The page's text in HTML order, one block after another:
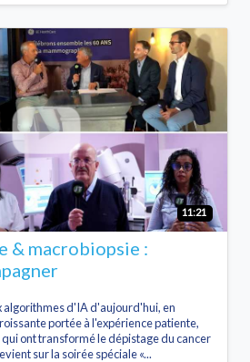
11:21
& macrobiopsie :
algorithmes d'IA d'aujourd'hui, en
portée à l'expérience patiente,
ont transformé le dépistage du cancer
sur la soirée spéciale «...